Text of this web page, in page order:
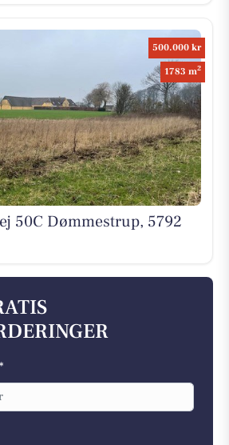
500.000 kr
1783 m2
50C Dømmestrup, 5792